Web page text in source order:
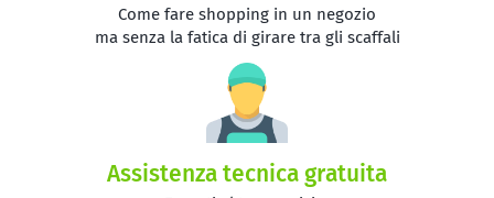
Come fare shopping in un negozio
ma senza la fatica di girare tra gli scaffali
Assistenza tecnica gratuita